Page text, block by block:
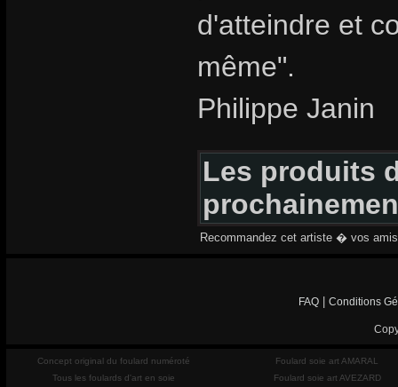
d'atteindre et
même".
Philippe Janin
Les produits
Recommandez cet artiste � vos
FAQ Conditions
Concept original du foulard numéroté
Tous les foulards d'art en soie
Foulard soie art AMARAL
Foulard soie art AVEZARD